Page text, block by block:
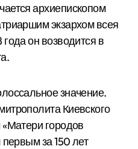
архиепископом
экзархом всея
он возводится в
значение.
Киевского
«Матери городов
первым за 150 лет